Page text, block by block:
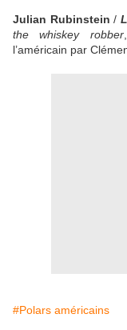
Julian Rubinstein /
the whiskey robber
l’américain par
#Polars américains